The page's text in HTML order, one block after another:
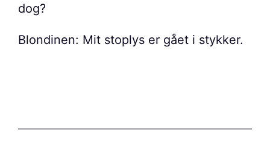
dog?
Blondinen: Mit stoplys er gået i stykker.